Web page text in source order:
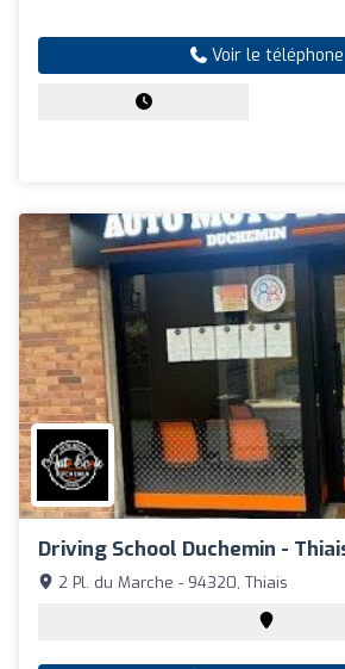
Voir le téléphone
Driving School Duchemin -
2 Pl. du Marche - 94320, Thiais